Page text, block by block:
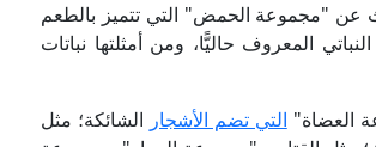
عن "مجموعة الحمض" التي تتميز بالطعم
المعروف حاليًّا، ومن أمثلتها نباتات
العضاة" التي تضم الأشجار الشائكة؛ مثل